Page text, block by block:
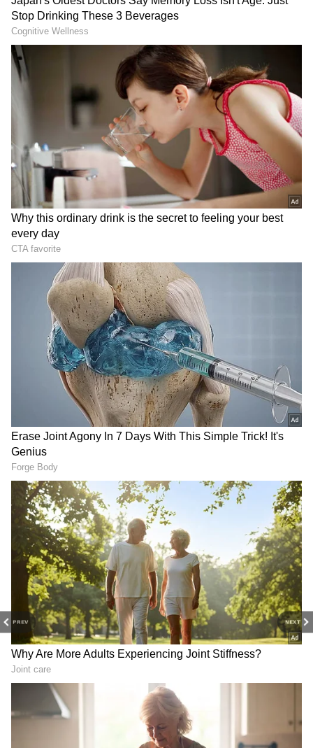
PREV NEXT
6
చిత్తూరు జిల్లా బ్యాక్ డ్రాప్‌లో జరిగే కథ ఇది. ఓ ఊర్లో పాలేటి
అనే పూజారీ గంగావతి అమ్మవారికి పూజలు చేస్తూ
ఉంటాడు. అతని కొడుకు చలపతి(సతీష్‌ బాబు) మాత్రం
దేవుడిని నమ్మడు. పాలేటి ఎంతో భక్తి శ్రద్దలతో అమ్మవారికి
పూజలు నిర్వహిస్తుంటారు. ఊరిలోని దురాచారాల్ని
రూపమాపేందుకు ప్రయత్నాలు చేస్తుంటారు. అయితే ఊర్లో
తమకు, ఊరి పెద్ద గంగిరెడ్డి(ఆర్కే నాయుడు)కి పడదు.
తరచూ గొడవలు అవుతుంటాయి.
ఇలా సాగుతున్న సమయంలో అనూహ్యంగా పాలేటితోపాటు
గంగావతి అమ్మవారు మాయమవుతారు. దీంతో ఊరంతా
షాక్‌ అవుతుంది. అమ్మవారిని పాలేటి పూజారీనే ఏదో
చేశాడని అంతా అనుకుంటారు. చలపతి ఫ్యామిలీనే
కారణమని భావిస్తారు. అదే ప్రచారం జరుగుతుంది. దీంతో
ఊరు మొత్తం చలపతి ఫ్యామిలీని శతృవులుగా
చూస్తుంటారు. అదే సమయంలో గంగిరెడ్డి గ్రామదేవతలను
తన ఇంటికి ఆహ్వానిస్తాడు.
మరి గ్రామ దేవతలు ఇంటికి వచ్చారా? పాలేటి అదృశ్యం
వెనుక ఎవరన్నారు? గంగిరెడ్డికి, చలపతి ఫ్యామిలీకి ఉన్న
గొడవేంటి? ఈ కుట్రకి కారకులు ఎవరు? చలపతి లవ్‌ స్టోరీ
ఏంటి? దేవుడిని నమ్మని నాస్తికుడైనా చలపతిలో వచ్చిన
మార్పేంటి? అనేది సినిమా మిగిలిన కథ.